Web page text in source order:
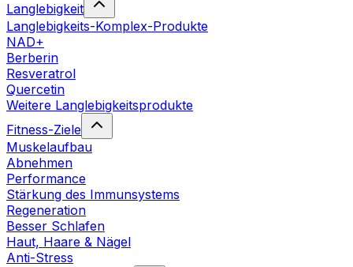
Langlebigkeit
Langlebigkeits-Komplex-Produkte
NAD+
Berberin
Resveratrol
Quercetin
Weitere Langlebigkeitsprodukte
Fitness-Ziele
Muskelaufbau
Abnehmen
Performance
Stärkung des Immunsystems
Regeneration
Besser Schlafen
Haut, Haare & Nägel
Anti-Stress